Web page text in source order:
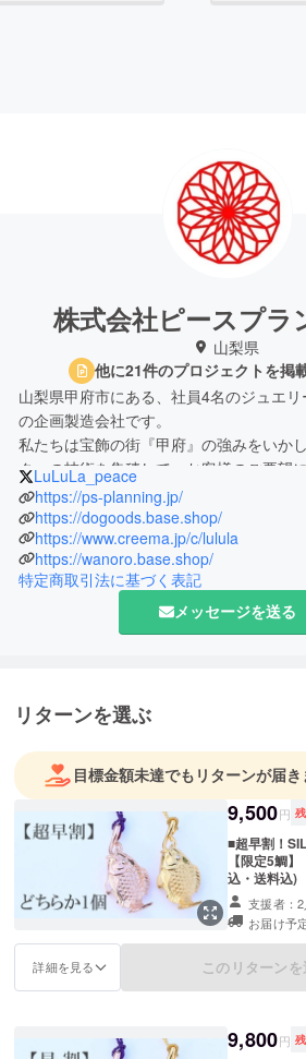
株式会社ピースプラ
山梨県
他に21件のプロジェクトを掲
山梨県甲府市にある、社員4名のジュエ
の企画製造会社です。
私たちは宝飾の街『甲府』の強みをいか
ターの技術を集積して、お客様のご要望
し、作品をトータルプロデュースしていま
〒400-0851 山梨県甲府市住吉5-4-6
LuLuLa_peace
https://ps-planning.jp/
https://dogoods.base.shop/
https://www.creema.jp/c/lulula
https://wanoro.base.shop/
特定商取引法に基づく表記
メッセージを送る
リターンを選ぶ
目標金額未達でもリターンが届き
9,500円
■超早割！
【限定5鯛
込・送料込)
円】 鯛の
目にダイヤ
き 鯛サイズ
16mm ×厚
ゴールドコ
支援者：2
お届け予
詳細を見る このリターン
9,800円